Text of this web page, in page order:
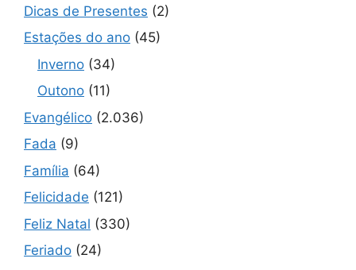
Dicas de Presentes (2)
Estações do ano (45)
Inverno (34)
Outono (11)
Evangélico (2.036)
Fada (9)
Família (64)
Felicidade (121)
Feliz Natal (330)
Feriado (24)